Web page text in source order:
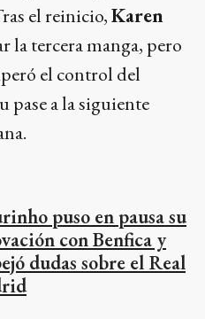
el reinicio,Karen
la tercera manga, pero
el control del
pase a la siguiente
puso en pausa su
con Benfica y
dudas sobre el Real